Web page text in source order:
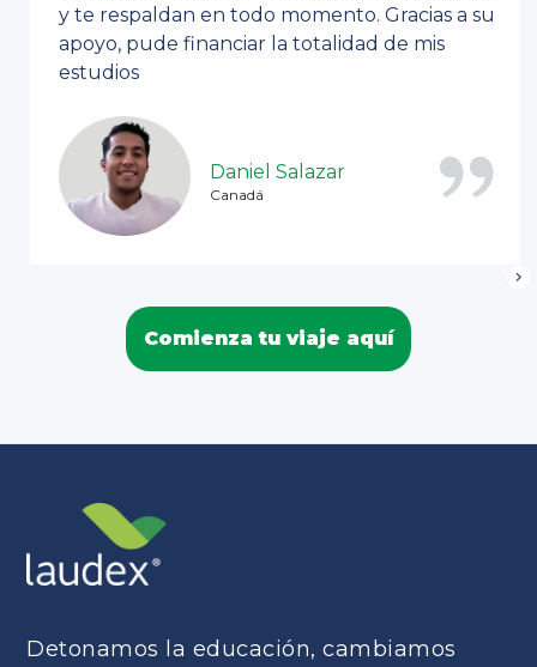
y te respaldan en todo momento. Gracias a su
apoyo, pude financiar la totalidad de mis
estudios
Daniel Salazar
Canadá
Comienza tu viaje aquí
Detonamos la educación, cambiamos